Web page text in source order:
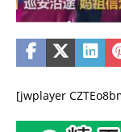
[jwplayer